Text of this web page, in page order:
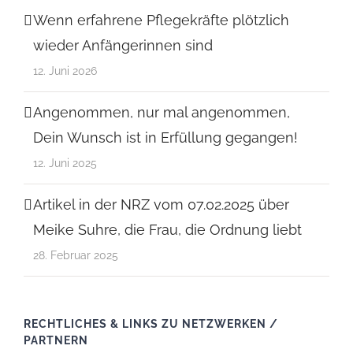
Wenn erfahrene Pflegekräfte plötzlich
wieder Anfängerinnen sind
12. Juni 2026
Angenommen, nur mal angenommen,
Dein Wunsch ist in Erfüllung gegangen!
12. Juni 2025
Artikel in der NRZ vom 07.02.2025 über
Meike Suhre, die Frau, die Ordnung liebt
28. Februar 2025
RECHTLICHES & LINKS ZU NETZWERKEN /
PARTNERN